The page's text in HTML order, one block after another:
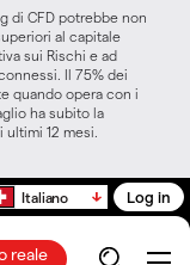
di CFD potrebbe non
al capitale
sui Rischi e ad
Il 75% dei
quando opera con i
ha subito la
12 mesi.
Italiano Log in
reale